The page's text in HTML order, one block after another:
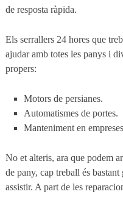
de resposta ràpida.
Els serrallers 24 hores que
ajudar amb totes les panys i
propers:
Motors de persianes.
Automatismes de portes.
Manteniment en
No et alteris, ara que podem
de pany, cap treball és
assistir. A part de les